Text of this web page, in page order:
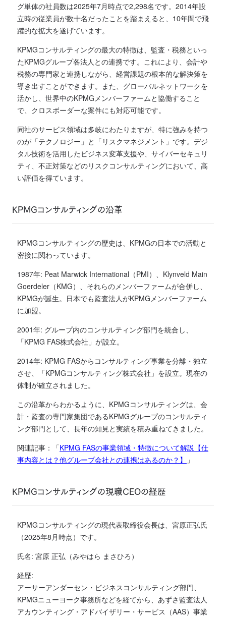
グ単体の社員数は2025年7月時点で2,298名です。2014年設
立時の従業員が数十名だったことを踏まえると、10年間で飛
躍的な拡大を遂げています。
KPMGコンサルティングの最大の特徴は、監査・税務といっ
たKPMGグループ各法人との連携です。これにより、会計や
税務の専門家と連携しながら、経営課題の根本的な解決策を
導き出すことができます。また、グローバルネットワークを
活かし、世界中のKPMGメンバーファームと協働すること
で、クロスボーダーな案件にも対応可能です。
同社のサービス領域は多岐にわたりますが、特に強みを持つ
のが「テクノロジー」と「リスクマネジメント」です。デジ
タル技術を活用したビジネス変革支援や、サイバーセキュリ
ティ、不正対策などのリスクコンサルティングにおいて、高
い評価を得ています。
KPMGコンサルティングの沿革
KPMGコンサルティングの歴史は、KPMGの日本での活動と
密接に関わっています。
1987年: Peat Marwick International（PMI）、Klynveld Main
Goerdeler（KMG）、それらのメンバーファームが合併し、
KPMGが誕生。日本でも監査法人がKPMGメンバーファーム
に加盟。
2001年: グループ内のコンサルティング部門を統合し、
「KPMG FAS株式会社」が設立。
2014年: KPMG FASからコンサルティング事業を分離・独立
させ、「KPMGコンサルティング株式会社」を設立。現在の
体制が確立されました。
この沿革からわかるように、KPMGコンサルティングは、会
計・監査の専門家集団であるKPMGグループのコンサルティ
ング部門として、長年の知見と実績を積み重ねてきました。
関連記事：「KPMG FASの事業領域・特徴について解説【仕
事内容とは？他グループ会社との連携はあるのか？】
」
KPMGコンサルティングの現職CEOの経歴
KPMGコンサルティングの現代表取締役会長は、宮原正弘氏
（2025年8月時点）です。
氏名: 宮原 正弘（みやはら まさひろ）
経歴:
アーサーアンダーセン・ビジネスコンサルティング部門、
KPMGニューヨーク事務所などを経てから、あずさ監査法人
アカウンティング・アドバイザリー・サービス（AAS）事業